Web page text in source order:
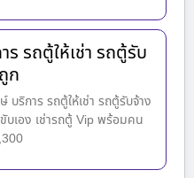
ร รถตู้ให้เช่า รถตู้รับ
ก
บริการ รถตู้ให้เช่า รถตู้รับจ้าง
บเอง เช่ารถตู้ Vip พร้อมคน